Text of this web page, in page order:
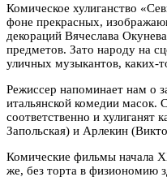
Комическое хулиганство
фоне прекрасных,
декораций Вячеслава
предметов. Зато народу на
уличных музыкантов, каких-
Режиссер напоминает нам о
итальянской комедии масок.
соответственно и
Запольская) и Арлекин
Комические фильмы начала
же, без торта в физиономию